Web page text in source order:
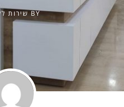
BYשירות